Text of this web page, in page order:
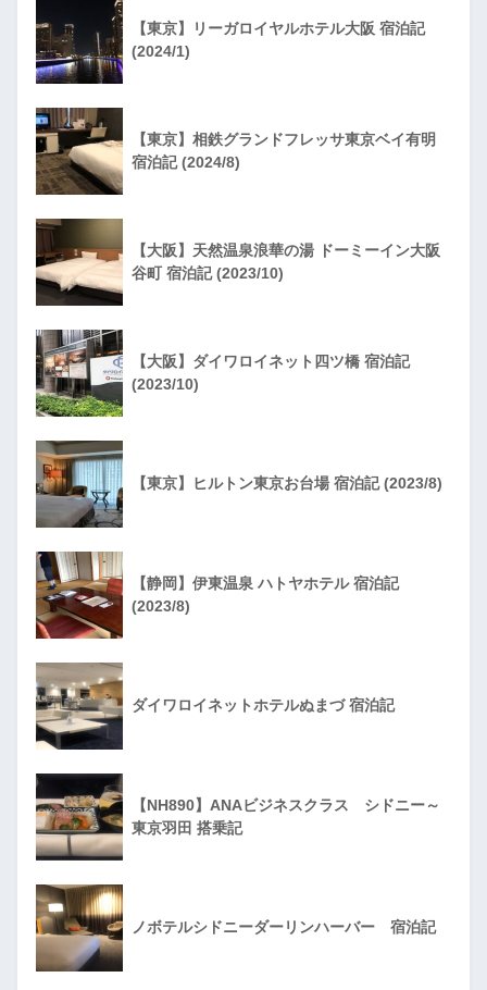
【東京】リーガロイヤルホテル大阪 宿泊記
(2024/1)
【東京】相鉄グランドフレッサ東京ベイ有明
宿泊記 (2024/8)
【大阪】天然温泉浪華の湯 ドーミーイン大阪
谷町 宿泊記 (2023/10)
【大阪】ダイワロイネット四ツ橋 宿泊記
(2023/10)
【東京】ヒルトン東京お台場 宿泊記 (2023/8)
【静岡】伊東温泉 ハトヤホテル 宿泊記
(2023/8)
ダイワロイネットホテルぬまづ 宿泊記
【NH890】ANAビジネスクラス シドニー～
東京羽田 搭乗記
ノボテルシドニーダーリンハーバー 宿泊記